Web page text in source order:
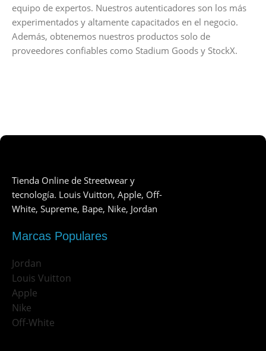
equipo de expertos. Nuestros autenticadores son los más
experimentados y altamente capacitados en el negocio.
Además, obtenemos nuestros productos solo de
proveedores confiables como Stadium Goods y StockX.
Tienda Online de Streetwear y
tecnología. Louis Vuitton, Apple, Off-
White, Supreme, Bape, Nike, Jordan
Marcas Populares
Jordan
Louis Vuitton
Apple
Nike
Off-White